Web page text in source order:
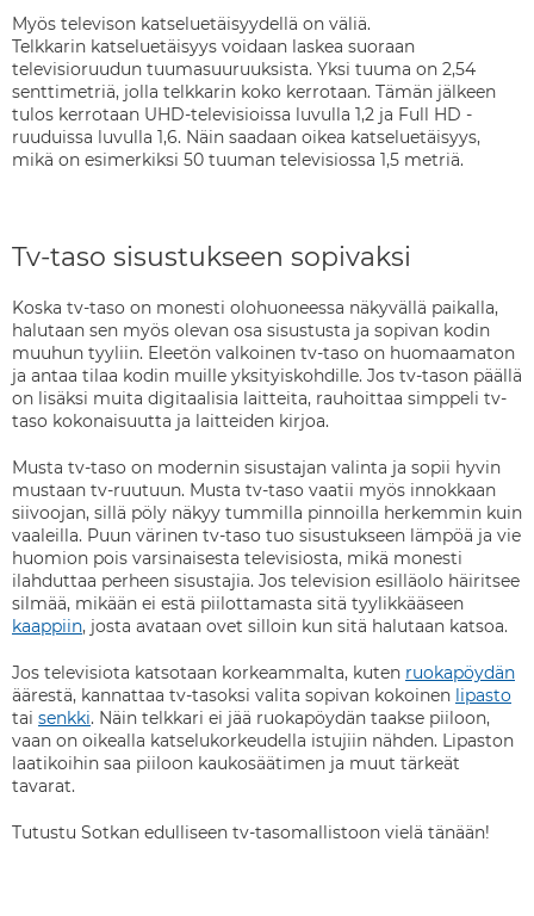
Myös televison katseluetäisyydellä on väliä.
Telkkarin katseluetäisyys voidaan laskea suoraan
televisioruudun tuumasuuruuksista. Yksi tuuma on 2,54
senttimetriä, jolla telkkarin koko kerrotaan. Tämän jälkeen
tulos kerrotaan UHD-televisioissa luvulla 1,2 ja Full HD -
ruuduissa luvulla 1,6. Näin saadaan oikea katseluetäisyys,
mikä on esimerkiksi 50 tuuman televisiossa 1,5 metriä.
Tv-taso sisustukseen sopivaksi
Koska tv-taso on monesti olohuoneessa näkyvällä paikalla,
halutaan sen myös olevan osa sisustusta ja sopivan kodin
muuhun tyyliin. Eleetön valkoinen tv-taso on huomaamaton
ja antaa tilaa kodin muille yksityiskohdille. Jos tv-tason päällä
on lisäksi muita digitaalisia laitteita, rauhoittaa simppeli tv-
taso kokonaisuutta ja laitteiden kirjoa.
Musta tv-taso on modernin sisustajan valinta ja sopii hyvin
mustaan tv-ruutuun. Musta tv-taso vaatii myös innokkaan
siivoojan, sillä pöly näkyy tummilla pinnoilla herkemmin kuin
vaaleilla. Puun värinen tv-taso tuo sisustukseen lämpöä ja vie
huomion pois varsinaisesta televisiosta, mikä monesti
ilahduttaa perheen sisustajia. Jos television esilläolo häiritsee
silmää, mikään ei estä piilottamasta sitä tyylikkääseen
kaappiin, josta avataan ovet silloin kun sitä halutaan katsoa.
Jos televisiota katsotaan korkeammalta, kuten ruokapöydän
äärestä, kannattaa tv-tasoksi valita sopivan kokoinen lipasto
tai senkki. Näin telkkari ei jää ruokapöydän taakse piiloon,
vaan on oikealla katselukorkeudella istujiin nähden. Lipaston
laatikoihin saa piiloon kaukosäätimen ja muut tärkeät
tavarat.
Tutustu Sotkan edulliseen tv-tasomallistoon vielä tänään!